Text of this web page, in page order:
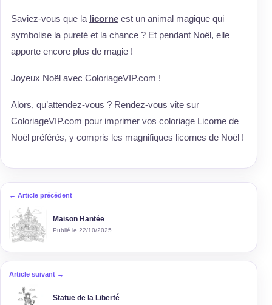
Saviez-vous que la licorne est un animal magique qui
symbolise la pureté et la chance ? Et pendant Noël, elle
apporte encore plus de magie !
Joyeux Noël avec ColoriageVIP.com !
Alors, qu’attendez-vous ? Rendez-vous vite sur
ColoriageVIP.com pour imprimer vos coloriage Licorne de
Noël préférés, y compris les magnifiques licornes de Noël !
← Article précédent
Maison Hantée
Publié le 22/10/2025
Article suivant →
Statue de la Liberté